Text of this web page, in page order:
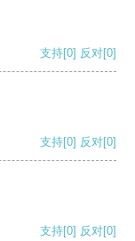
支持[0] 反对[0]
支持[0] 反对[0]
支持[0] 反对[0]